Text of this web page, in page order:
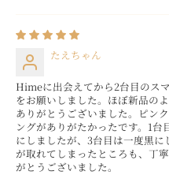
たえちゃん
Himeに出会えてから2台目のス
をお願いしました。ほぼ新品の
ありがとうございました。ピン
ングがありがたかったです。1
にしましたが、3台目は一度黒
が取れてしまったところも、丁
がとうございました。